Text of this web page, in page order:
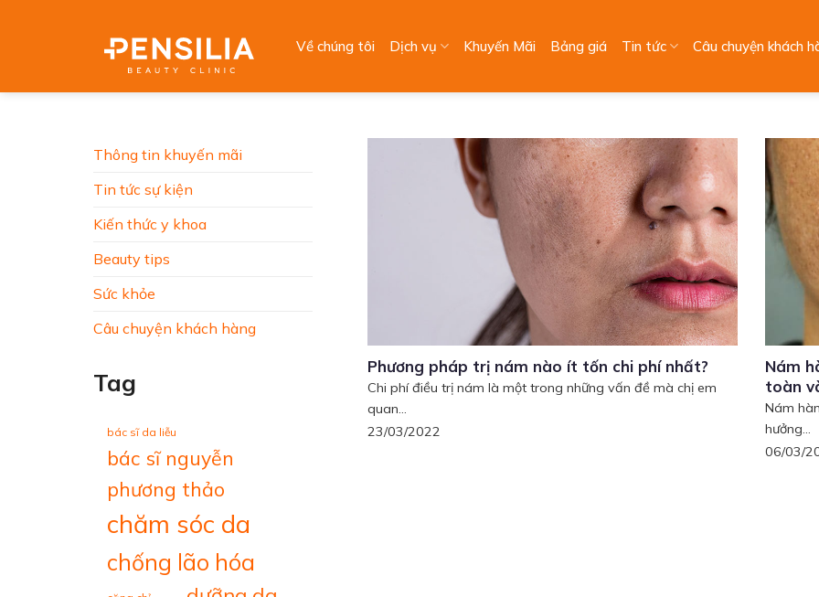
Về chúng tôi Dịch vụ Khuyến Mãi Bảng giá Tin tức Câu chuyện khách
Thông tin khuyến mãi
Tin tức sự kiện
Kiến thức y khoa
Beauty tips
Sức khỏe
Câu chuyện khách hàng
Tag
bác sĩ da liễu
bác sĩ nguyễn
phương thảo
chăm sóc da
chống lão hóa
Phương pháp trị nám nào ít tốn chi phí nhất?
Chi phí điều trị nám là một trong những vấn đề mà chị em
quan...
23/03/2022
Nám
toàn
Nám
hưởng...
06/03/